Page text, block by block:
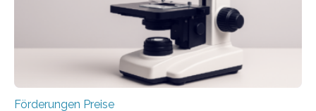
werden soll eine herausragende Doktorarbeit oder eine
hochrangige wissenschaftliche Publikation zum Thema
Förderungen Preise